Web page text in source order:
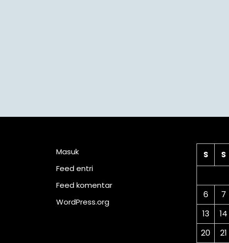
Masuk
Feed entri
Feed komentar
WordPress.org
S S
6
7
13
14
20
21